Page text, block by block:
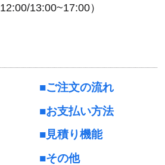
13:00~17:00）
ご注文の流れ
お支払い方法
見積り機能
その他